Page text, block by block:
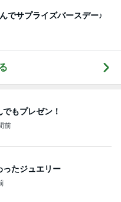
ロゼ色の鴨肉
ーンゲーム